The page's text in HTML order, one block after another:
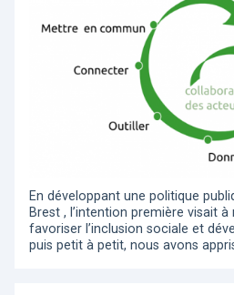
En développant une politique
Brest , l’intention première visait
favoriser l’inclusion sociale et
puis petit à petit, nous avons